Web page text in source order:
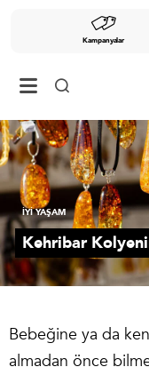
Kampanyalar
İYİ YAŞAM
Kehribar
Bebeğine ya da
almadan önce